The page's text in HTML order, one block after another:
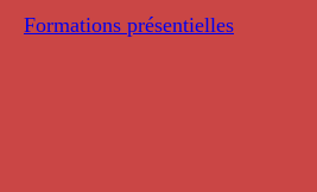
Formations présentielles